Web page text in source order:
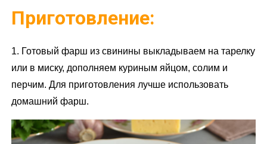
Приготовление:
1. Готовый фарш из свинины выкладываем на тарелку
или в миску, дополняем куриным яйцом, солим и
перчим. Для приготовления лучше использовать
домашний фарш.